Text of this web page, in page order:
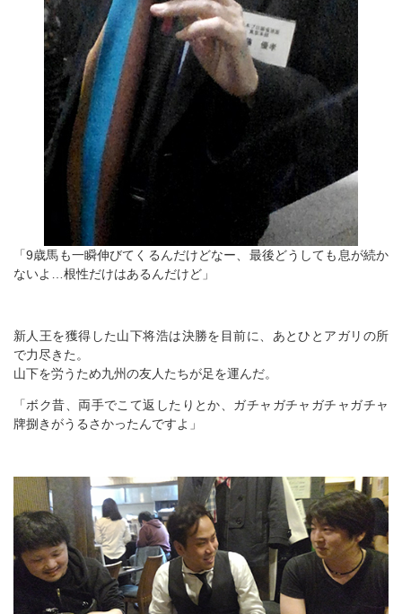
「9歳馬も一瞬伸びてくるんだけどなー、最後どうしても息が続か
ないよ…根性だけはあるんだけど」
新人王を獲得した山下将浩は決勝を目前に、あとひとアガリの所
で力尽きた。
山下を労うため九州の友人たちが足を運んだ。
「ボク昔、両手でこて返したりとか、ガチャガチャガチャガチャ
牌捌きがうるさかったんですよ」